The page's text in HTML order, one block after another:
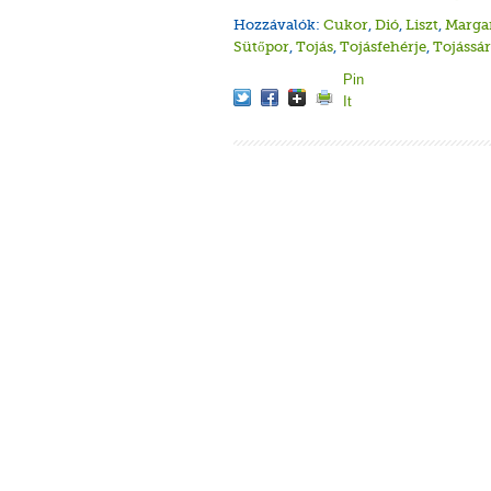
Hozzávalók: Cukor, Dió, Liszt,
Sütőpor, Tojás, Tojásfehérje,
Pin
It